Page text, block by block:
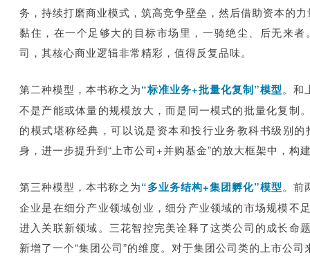
务，持续打磨商业模式，筑高竞争壁垒，然后借助资本的
黏住，在一个足够大的目标市场里，一骑绝尘、后无来
司，其核心商业逻辑非常精彩，值得反复品味。
第二种模型，本书称之为“标准业务+批量化复制”模型。和
不是产能或体量的规模放大，而是同一模式的批量化复制
的模式堪称经典，可以说是资本和投行业务教科书级别
身，进一步提升到“上市公司+并购基金”的放大框架中，构
第三种模型，本书称之为“多业务结构+集团孵化”模型。前
企业是在细分产业领域创业，细分产业领域的市场规模不
进入关联新领域。 三花智控完美诠释了这类公司的成长命
新增了一个“集团公司”的维度。对于集团公司类的上市公